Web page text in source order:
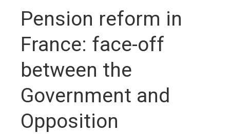
Pension reform in
France: face-off
between the
Government and
Opposition